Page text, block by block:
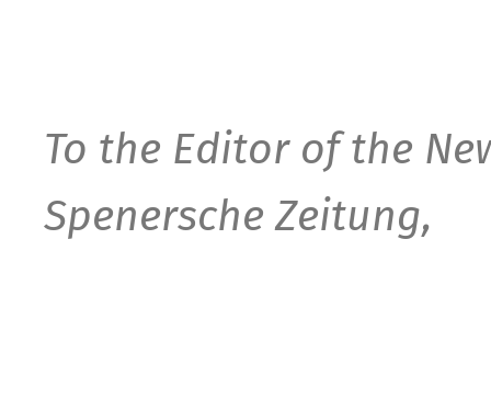
To the Editor of the
Spenersche Zeitung,